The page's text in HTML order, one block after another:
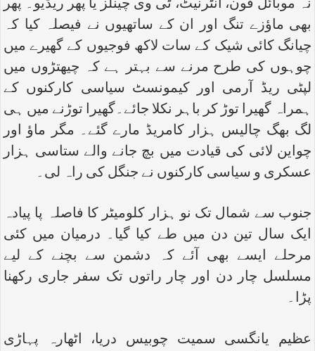
نہ موبائل فون، انٹرنیٹ، ٹی وی چینلز یا پھر ریڈیو۔ پھر
بھی ماؤزے تنگ اور ان کے ساتھیوں نے فیصلہ کیا کہ
چیانگ کائی شیک کے سات لاکھ فوجیوں کے گھیرے میں
چوہوں کی طرح مرنے سے بہتر ہے کہ چیھتڑوں میں
لپٹی ریڈ آرمی اور کیمونسٹ سیاسی کارکنوں کے
ہمراہ گھیرا توڑ کر باہر نکلا جائے۔گھیرا توڑنے میں ہی
لگ بھگ چالیس ہزار کامریڈ مارے گئے۔ مگر ماؤ اور
چواین لائی کی قیادت میں بچ جانے والے ستاسی ہزار
عسکری و سیاسی کارکنوں نے جنگل کی راہ لی۔
جنوب سے شمال تک نو ہزار کلومیٹر کا فاصلہ پا پیادہ
ایک سال تین دن میں طے کیا گیا۔ درمیان میں کئی
مرحلے ایسے بھی آئے کہ دشمن سے بچنے کے لیے
مسلسل چار دن اور چار راتوں تک سفر جاری رکھنا
پڑا۔
عظیم یانگسی سمیت چوبیس دریا، اٹھارہ پہاڑی